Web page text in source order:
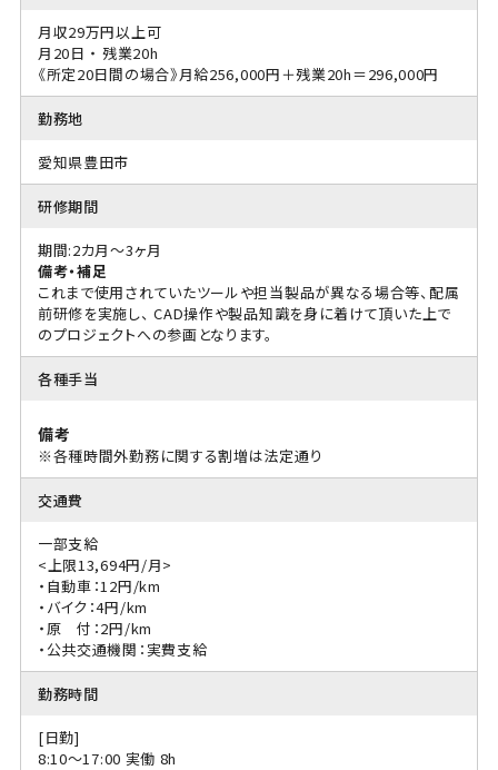
月収29万円以上可
月20日 ・ 残業20h
《所定20日間の場合》月給256,000円＋残業20h＝296,000円
勤務地
愛知県豊田市
研修期間
期間:2カ月～3ヶ月
備考・補足
これまで使用されていたツールや担当製品が異なる場合等、配属
前研修を実施し、 CAD操作や製品知識を身に着けて頂いた上で
のプロジェクトへの参画となります。
各種手当
備考
※各種時間外勤務に関する割増は法定通り
交通費
一部支給
<上限13,694円/月>
・自動車：12円/km
・バイク：4円/km
・原 付：2円/km
・公共交通機関：実費支給
勤務時間
[日勤]
8:10〜17:00 実働 8h